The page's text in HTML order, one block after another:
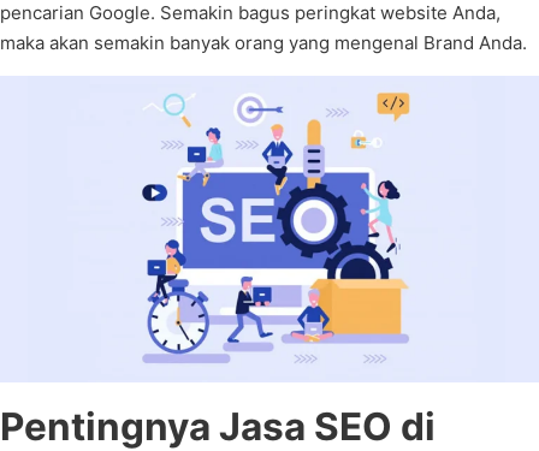
pencarian Google. Semakin bagus peringkat website Anda,
maka akan semakin banyak orang yang mengenal Brand Anda.
Pentingnya Jasa SEO di